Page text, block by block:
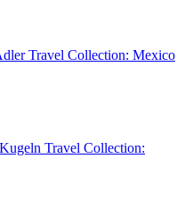
Travel Collection: Mexico
Travel Collection: